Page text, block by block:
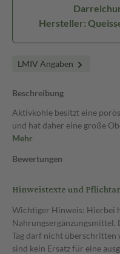
Hersteller:
LMIV Angaben
Beschreibung
Aktivkohle besitzt eine
und hat daher eine große
Mehr
Bewertungen
Hinweistexte und
Wichtiger Hinweis: Hierbei
Nahrungsergänzungsmittel.
Tag darf nicht überschritten
sind kein Ersatz für eine